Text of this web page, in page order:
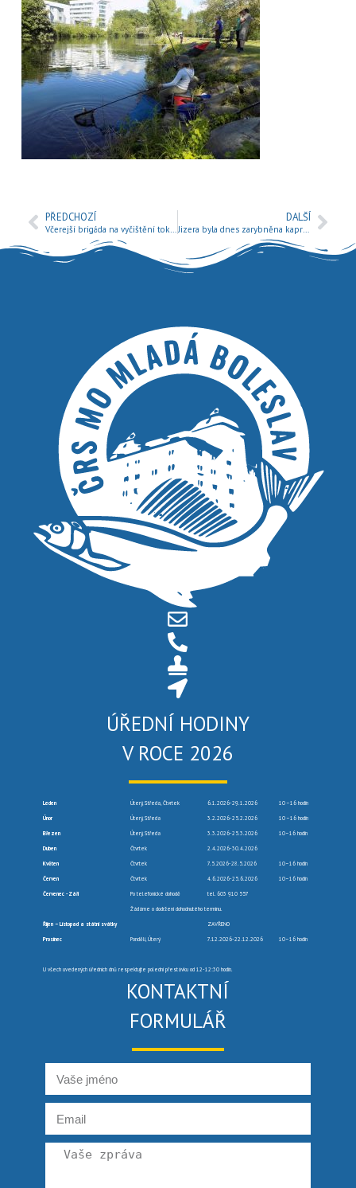
PŘEDCHOZÍ
Včerejší brigáda na vyčištění toku Jizery
DALŠÍ
Jizera byla dnes zarybněna kaprem
ÚŘEDNÍ HODINY
V ROCE 2026
Leden Úterý, Středa, Čtvrtek 6.1.2026-29.1.2026 10 –16 hodin
Únor Úterý, Středa 3.2.2026-25.2.2026 10 –16 hodin
Březen Úterý, Středa 3.3.2026-25.3.2026 10–16 hodin
Duben Čtvrtek 2.4.2026-30.4.2026
Květen Čtvrtek 7.5.2026-28.5.2026 10–16 hodin
Červen Čtvrtek 4.6.2026-25.6.2026 10–16 hodin
Červenec -Září Po telefonické dohodě tel. 603 910 557
Žádáme o dodržení dohodnutého termínu.
Říjen – Listopad a státní svátky ZAVŘENO
Prosinec Pondělí, Úterý 7.12.2026-22.12.2026 10–16 hodin
U všech uvedených úředních dnů respektujte polední přestávku od 12-12:30 hodin.
KONTAKTNÍ
FORMULÁŘ